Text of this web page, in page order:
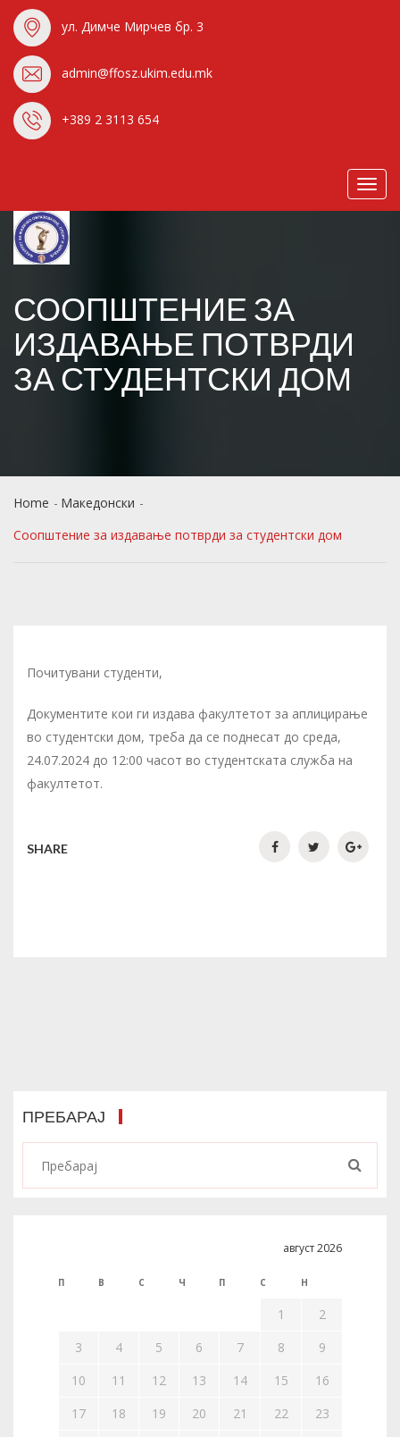
ул. Димче Мирчев бр. 3
admin@ffosz.ukim.edu.mk
+389 2 3113 654
СООПШТЕНИЕ ЗА
ИЗДАВАЊЕ ПОТВРДИ
ЗА СТУДЕНТСКИ ДОМ
Home
Македонски
Соопштение за издавање потврди за студентски дом
Почитувани студенти,
Документите кои ги издава факултетот за аплицирање
во студентски дом, треба да се поднесат до среда,
24.07.2024 до 12:00 часот во студентската служба на
факултетот.
SHARE
ПРЕБАРАЈ
август 2026
П В С Ч П С Н
1
2
3
4 5 6 7 8
9
10
11 12 13 14 15
16
17
18 19 20 21 22
23